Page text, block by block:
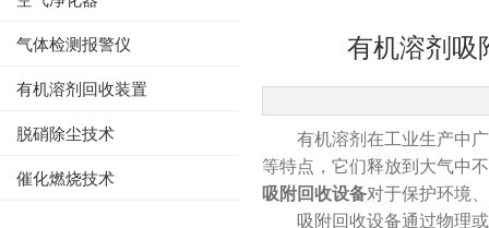
气体检测报警仪
有机溶剂回收装置
脱硝除尘技术
催化燃烧技术
有机溶剂吸
有机溶剂在工业生产中广
等特点，它们释放到大气中
吸附回收设备对于保护环境
吸附回收设备通过物理或